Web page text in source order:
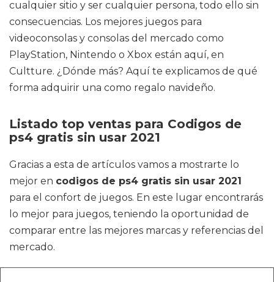
cualquier sitio y ser cualquier persona, todo ello sin
consecuencias. Los mejores juegos para
videoconsolas y consolas del mercado como
PlayStation, Nintendo o Xbox están aquí, en
Cultture. ¿Dónde más? Aquí te explicamos de qué
forma adquirir una como regalo navideño.
Listado top ventas para Codigos de
ps4 gratis sin usar 2021
Gracias a esta de artículos vamos a mostrarte lo
mejor en codigos de ps4 gratis sin usar 2021
para el confort de juegos. En este lugar encontrarás
lo mejor para juegos, teniendo la oportunidad de
comparar entre las mejores marcas y referencias del
mercado.